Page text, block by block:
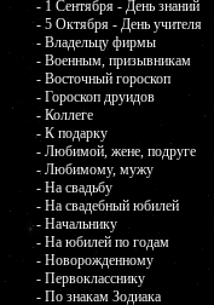
- 1 Сентября - День знаний
- 5 Октября - День учителя
- Владельцу фирмы
- Военным, призывникам
- Восточный гороскоп
- Гороскоп друидов
- Коллеге
- К подарку
- Любимой, жене, подруге
- Любимому, мужу
- На свадьбу
- На свадебный юбилей
- Начальнику
- На юбилей по годам
- Новорожденному
- Первокласснику
- По знакам Зодиака